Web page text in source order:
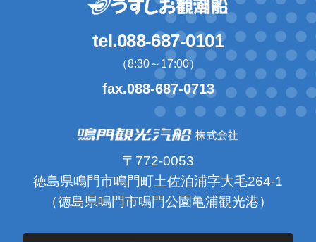
tel.088-687-0101
（8:30～17:00）
fax.088-687-0713
〒772-0053
徳島県鳴門市鳴門町土佐泊浦字大毛264-1
（徳島県鳴門市鳴門公園亀浦観光港）